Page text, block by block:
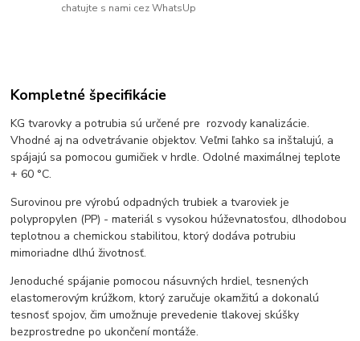
chatujte s nami cez WhatsUp
Kompletné špecifikácie
KG tvarovky a potrubia sú určené pre rozvody kanalizácie.
Vhodné aj na odvetrávanie objektov. Veľmi ľahko sa inštalujú, a
spájajú sa pomocou gumičiek v hrdle. Odolné maximálnej teplote
+ 60 °C.
Surovinou pre výrobú odpadných trubiek a tvaroviek je
polypropylen (PP) - materiál s vysokou húževnatosťou, dlhodobou
teplotnou a chemickou stabilitou, ktorý dodáva potrubiu
mimoriadne dlhú životnosť.
Jenoduché spájanie pomocou násuvných hrdiel, tesnených
elastomerovým krúžkom, ktorý zaručuje okamžitú a dokonalú
tesnosť spojov, čim umožnuje prevedenie tlakovej skúšky
bezprostredne po ukončení montáže.